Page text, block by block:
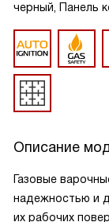
черный, Панель
Описание
Газовые
надежностью и
их рабочих